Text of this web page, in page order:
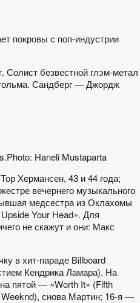
покровы с поп-индустрии
безвестной глэм-метал
Сандберг — Джордж
Haneli Mustaparta
Хермансен, 43 и 44 года;
вечернего музыкального
медсестра из Оклахомы
Your Head». Для
не скажут и они: Макс
в хит-параде Billboard
Кендрика Ламара). На
пятой — «Worth It» (Fifth
снова Мартин; 16-я —